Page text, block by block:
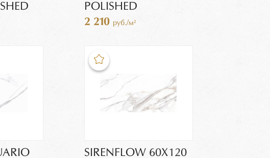
POLISHED
2 210 руб./м²
SIRENFLOW 60X120